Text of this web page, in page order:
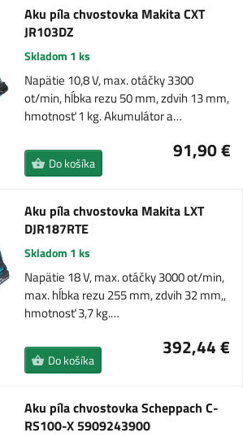
Aku píla chvostovka Makita CXT
JR103DZ
Skladom 1 ks
Napätie 10,8 V, max. otáčky 3300
ot/min, hĺbka rezu 50 mm, zdvih 13 mm,
hmotnosť 1 kg. Akumulátor a…
91,90 €
Do košíka
Aku píla chvostovka Makita LXT
DJR187RTE
Skladom 1 ks
Napätie 18 V, max. otáčky 3000 ot/min,
max. hĺbka rezu 255 mm, zdvih 32 mm,,
hmotnosť 3,7 kg.…
392,44 €
Do košíka
Aku píla chvostovka Scheppach C-
RS100-X 5909243900